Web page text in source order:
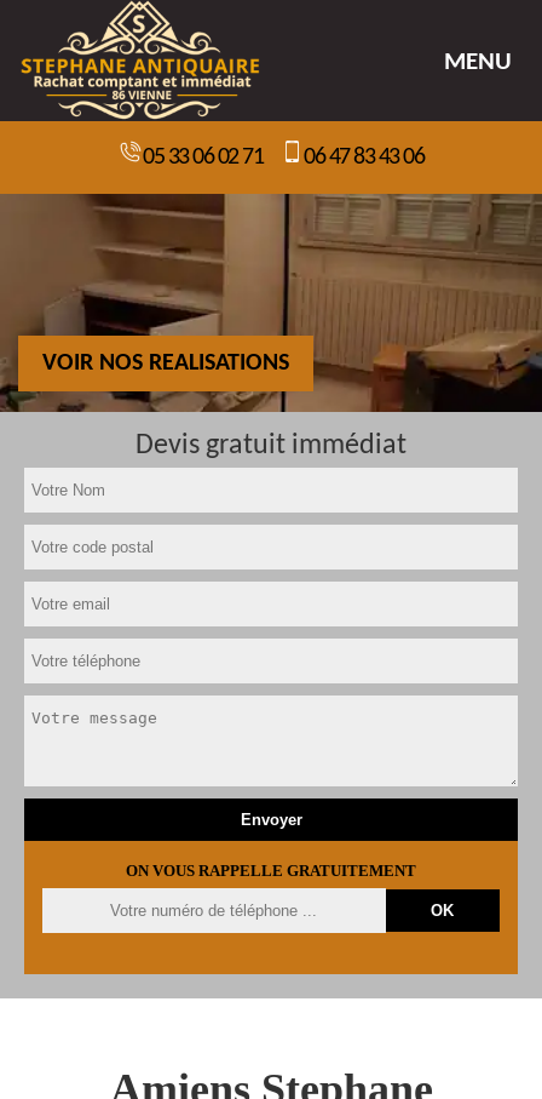
MENU
05 33 06 02 71 06 47 83 43 06
VOIR NOS REALISATIONS
Devis gratuit immédiat
ON VOUS RAPPELLE GRATUITEMENT
Amiens Stephane